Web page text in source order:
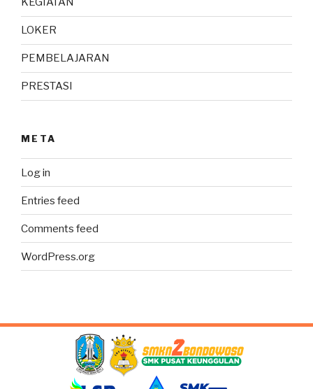
LOKER
PEMBELAJARAN
PRESTASI
META
Log in
Entries feed
Comments feed
WordPress.org